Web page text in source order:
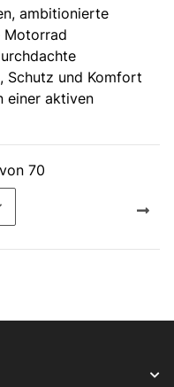
ambitionierte
Motorrad
Schutz und Komfort
einer aktiven
70